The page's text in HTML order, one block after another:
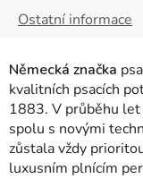
Ostatní informace
Německá značka
kvalitních psacích
1883. V průběhu
spolu s novými
zůstala vždy
luxusním plnícím